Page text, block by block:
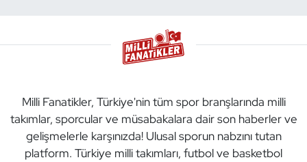
Milli Fanatikler, Türkiye'nin tüm spor branşlarında milli
takımlar, sporcular ve müsabakalara dair son haberler ve
gelişmelerle karşınızda! Ulusal sporun nabzını tutan
platform. Türkiye milli takımları, futbol ve basketbol